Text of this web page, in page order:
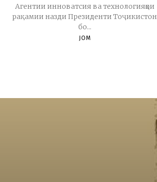
Агентии инноватсия ва технологияҳои
рақамии назди Президенти Тоҷикистон
бо...
JOM